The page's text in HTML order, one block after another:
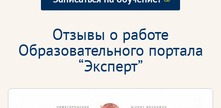
Отзывы о работе
Образовательного портала
“Эксперт”